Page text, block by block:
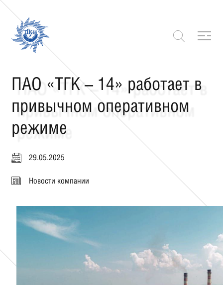
ПАО «ТГК – 14» работает в
привычном оперативном
режиме
29.05.2025
Новости компании